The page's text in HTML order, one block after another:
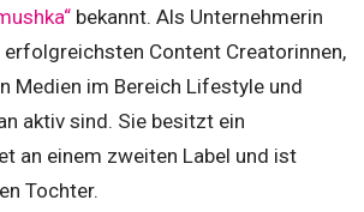
bekannt. Als Unternehmerin
Content Creatorinnen,
Medien im Bereich Lifestyle und
aktiv sind. Sie besitzt ein
an einem zweiten Label und ist
Tochter.